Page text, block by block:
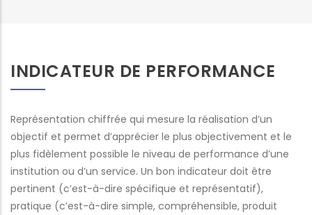
INDICATEUR DE PERFORMANCE
Représentation chiffrée qui mesure la réalisation d’un
objectif et permet d’apprécier le plus objectivement et le
plus fidèlement possible le niveau de performance d’une
institution ou d’un service. Un bon indicateur doit être
pertinent (c’est-à-dire spécifique et représentatif),
pratique (c’est-à-dire simple, compréhensible, produit